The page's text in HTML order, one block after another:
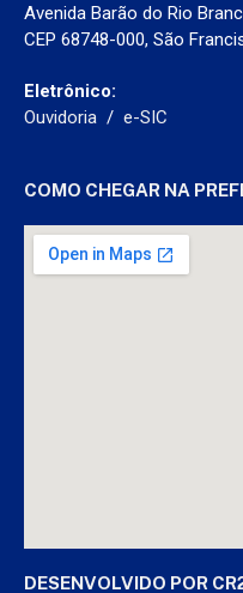
Avenida Barão do Rio
CEP 68748-000, São
Eletrônico:
Ouvidoria / e-SIC
COMO CHEGAR NA
DESENVOLVIDO POR